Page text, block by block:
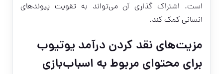
است. اشتراک گذاری آن می‌تواند به تقویت پیوندهای
انسانی کمک کند.
مزیت‌های نقد کردن درآمد یوتیوب
برای محتوای مربوط به اسباب‌بازی